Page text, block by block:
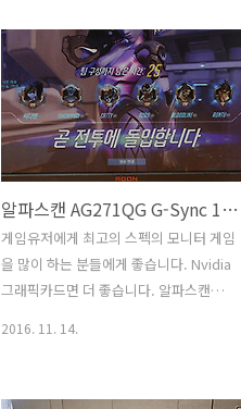
이 있었습니다. 이번에는 34인치 입니다.
화면이 커진만큼 좀 더 좋아졌는데요. LG
게이밍 모니터 34UC79G는 144Hz 그리
고 프리싱크를 지원하는 모니터 입니다.
21:9 비율의 모니터는 사실 그렇게 많지
는 않습니다. 특이한 해상도 이기도 하구
요.좀 요약하면 21:9 비율의 컨텐츠 재생
에서는 좋고 그렇지 않으면 좀 애매합니
다. LG 게이밍 모니터 34UC79G 21:9 34
인치 모니터 먼저 실제로 사용해 봤을 때
장점 단점을 소개를 해보도록..
알파스캔 AG271QG G-Sync 165Hz 오버워치 배틀필드4
게임유저에게 최고의 스펙의 모니터 게임
을 많이 하는 분들에게 좋습니다. Nvidia
그래픽카드면 더 좋습니다. 알파스캔
았나 라는 생각이 들게끔 이 모니터는 환
2016. 11. 14.